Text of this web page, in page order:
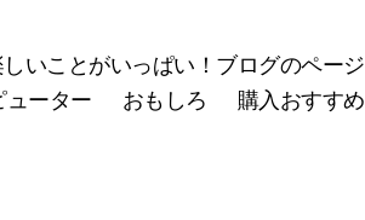
いことがいっぱい！ブログのページ
ューター おもしろ 購入おすすめ